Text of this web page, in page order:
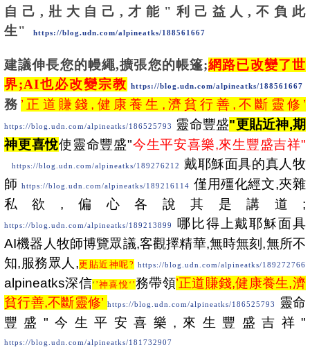
自己,壯大自己,才能"利己益人,不負此
生"
https://blog.udn.com/alpineatks/188561667
建議伸長您的幔繩,擴張您的帳篷;網路已改變了世
界;AI也必改變宗教 https://blog.udn.com/alpineatks/188561667
務 ’正道賺錢,健康養生,濟貧行善,不斷靈修’
https://blog.udn.com/alpineatks/186525793 靈命豐盛"更貼近神,期
神更喜悅使靈命豐盛"今生平安喜樂,來生豐盛吉祥"
https://blog.udn.com/alpineatks/189276212
戴耶穌面具的真人牧
師https://blog.udn.com/alpineatks/189216114
僅用殭化經文,夾雜
私欲,偏心各說其是講道;
https://blog.udn.com/alpineatks/189213899
哪比得上戴耶穌面具
AI機器人牧師博覽眾議,客觀擇精華,無時無刻,無所不
知,服務眾人,更貼近神呢? https://blog.udn.com/alpineatks/189272766
alpineatks深信‘ ’神喜悅‘’務帶領’正道賺錢,健康養生,濟
貧行善,不斷靈修’https://blog.udn.com/alpineatks/186525793
靈命
豐盛"今生平安喜樂,來生豐盛吉祥"
https://blog.udn.com/alpineatks/181732907